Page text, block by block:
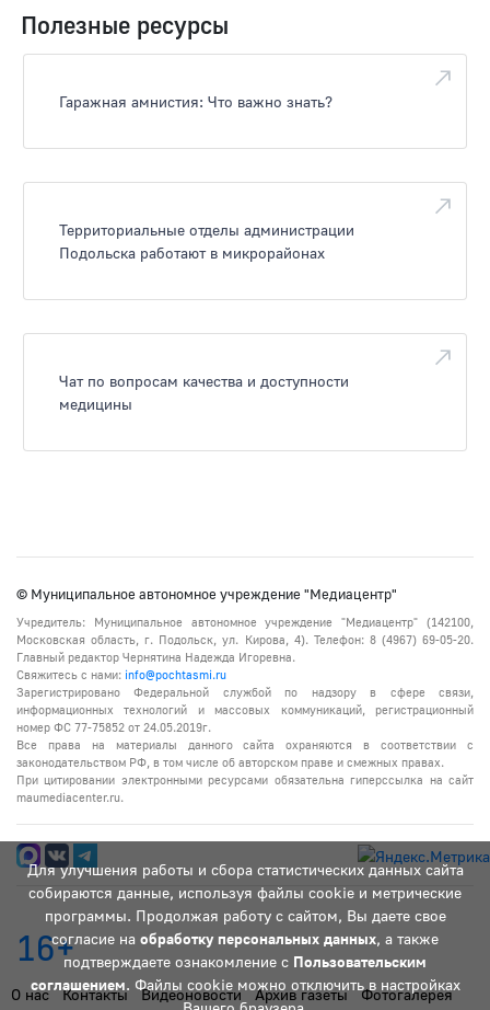
Полезные ресурсы
Гаражная амнистия: Что важно знать?
Территориальные отделы администрации
Подольска работают в микрорайонах
Чат по вопросам качества и доступности
медицины
Для улучшения работы и сбора статистических данных сайта
собираются данные, используя файлы cookie и метрические
программы. Продолжая работу с сайтом, Вы даете свое
согласие на обработку персональных данных, а также
подтверждаете ознакомление с Пользовательским
соглашением. Файлы cookie можно отключить в настройках
© Муниципальное автономное учреждение "Медиацентр"
Учредитель: Муниципальное автономное учреждение "Медиацентр" (142100,
Московская область, г. Подольск, ул. Кирова, 4). Телефон: 8 (4967) 69-05-20.
Главный редактор Чернятина Надежда Игоревна.
Свяжитесь с нами: info@pochtasmi.ru
Зарегистрировано Федеральной службой по надзору в сфере связи,
информационных технологий и массовых коммуникаций, регистрационный
номер ФС 77-75852 от 24.05.2019г.
Все права на материалы данного сайта охраняются в соответствии с
законодательством РФ, в том числе об авторском праве и смежных правах.
При цитировании электронными ресурсами обязательна гиперссылка на сайт
maumediacenter.ru.
16+
О нас Контакты Видеоновости Архив газеты
Фотогалерея